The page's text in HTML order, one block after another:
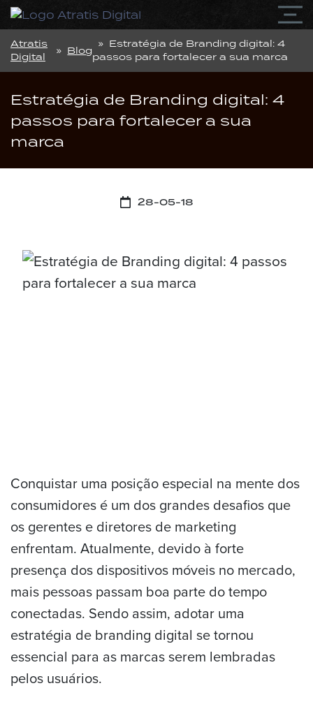
Atratis
Digital
» Blog
» Estratégia de Branding digital: 4
passos para fortalecer a sua marca
Estratégia de Branding digital: 4
passos para fortalecer a sua
marca
28-05-18
Conquistar uma posição especial na mente dos
consumidores é um dos grandes desafios que
os gerentes e diretores de marketing
enfrentam. Atualmente, devido à forte
presença dos dispositivos móveis no mercado,
mais pessoas passam boa parte do tempo
conectadas. Sendo assim, adotar uma
estratégia de branding digital se tornou
essencial para as marcas serem lembradas
pelos usuários.